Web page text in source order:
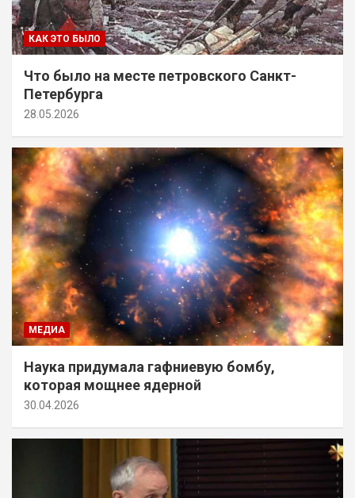
КАК ЭТО БЫЛО
Что было на месте петровского Санкт-
Петербурга
28.05.2026
МЕДИА
Наука придумала гафниевую бомбу,
которая мощнее ядерной
30.04.2026